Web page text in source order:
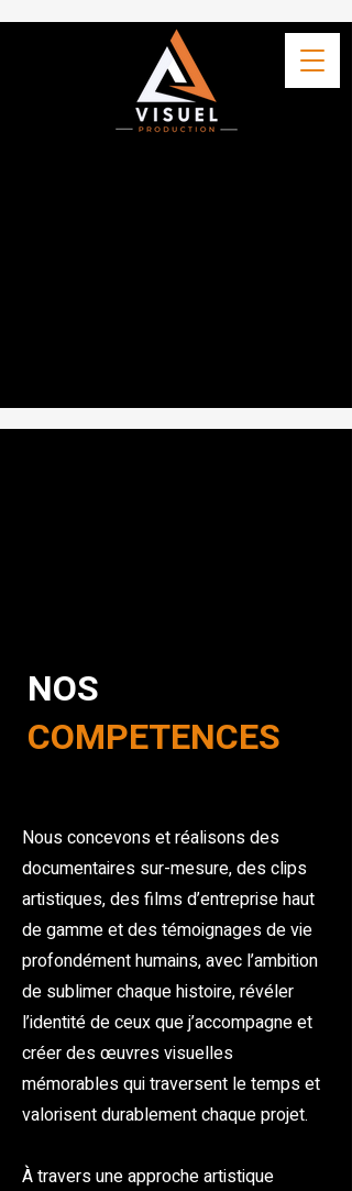
NOS
COMPETENCES
Nous concevons et réalisons des
documentaires sur-mesure, des clips
artistiques, des films d’entreprise haut
de gamme et des témoignages de vie
profondément humains, avec l’ambition
de sublimer chaque histoire, révéler
l’identité de ceux que j’accompagne et
créer des œuvres visuelles
mémorables qui traversent le temps et
valorisent durablement chaque projet.
À travers une approche artistique